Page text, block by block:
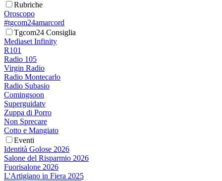
Rubriche
Oroscopo
#tgcom24amarcord
Tgcom24 Consiglia
Mediaset Infinity
R101
Radio 105
Virgin Radio
Radio Montecarlo
Radio Subasio
Comingsoon
Superguidatv
Zuppa di Porro
Non Sprecare
Cotto e Mangiato
Eventi
Identità Golose 2026
Salone del Risparmio 2026
Fuorisalone 2026
L'Artigiano in Fiera 2025